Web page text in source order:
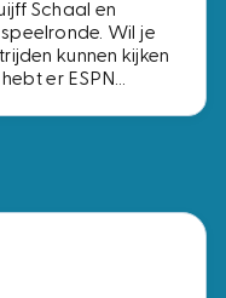
Schaal en
Wil je
kunnen kijken
er ESPN